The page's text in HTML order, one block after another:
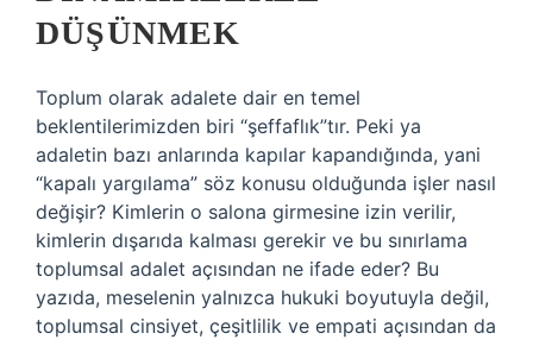
DÜŞÜNMEK
Toplum olarak adalete dair en temel
beklentilerimizden biri “şeffaflık”tır. Peki ya
adaletin bazı anlarında kapılar kapandığında, yani
“kapalı yargılama” söz konusu olduğunda işler nasıl
değişir? Kimlerin o salona girmesine izin verilir,
kimlerin dışarıda kalması gerekir ve bu sınırlama
toplumsal adalet açısından ne ifade eder? Bu
yazıda, meselenin yalnızca hukuki boyutuyla değil,
toplumsal cinsiyet, çeşitlilik ve empati açısından da